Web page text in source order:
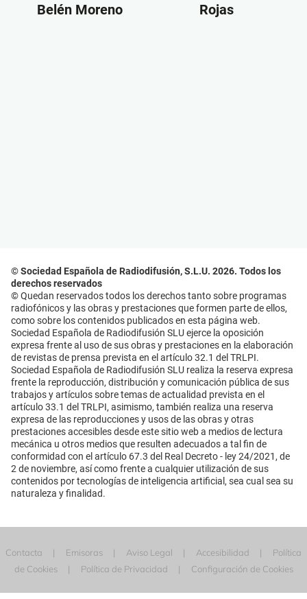
Belén Moreno Rojas
© Sociedad Española de Radiodifusión, S.L.U. 2026. Todos los
derechos reservados
© Quedan reservados todos los derechos tanto sobre programas
radiofónicos y las obras y prestaciones que formen parte de ellos,
como sobre los contenidos publicados en esta página web.
Sociedad Española de Radiodifusión SLU ejerce la oposición
expresa frente al uso de sus obras y prestaciones en la elaboración
de revistas de prensa prevista en el artículo 32.1 del TRLPI.
Sociedad Española de Radiodifusión SLU realiza la reserva expresa
frente la reproducción, distribución y comunicación pública de sus
trabajos y artículos sobre temas de actualidad prevista en el
artículo 33.1 del TRLPI, asimismo, también realiza una reserva
expresa de las reproducciones y usos de las obras y otras
prestaciones accesibles desde este sitio web a medios de lectura
mecánica u otros medios que resulten adecuados a tal fin de
conformidad con el artículo 67.3 del Real Decreto - ley 24/2021, de
2 de noviembre, así como frente a cualquier utilización de sus
contenidos por tecnologías de inteligencia artificial, sea cual sea su
naturaleza y finalidad.
Contacta Emisoras Aviso Legal Accesibilidad
Política
de Cookies
Política de Privacidad Configuración de Cookies